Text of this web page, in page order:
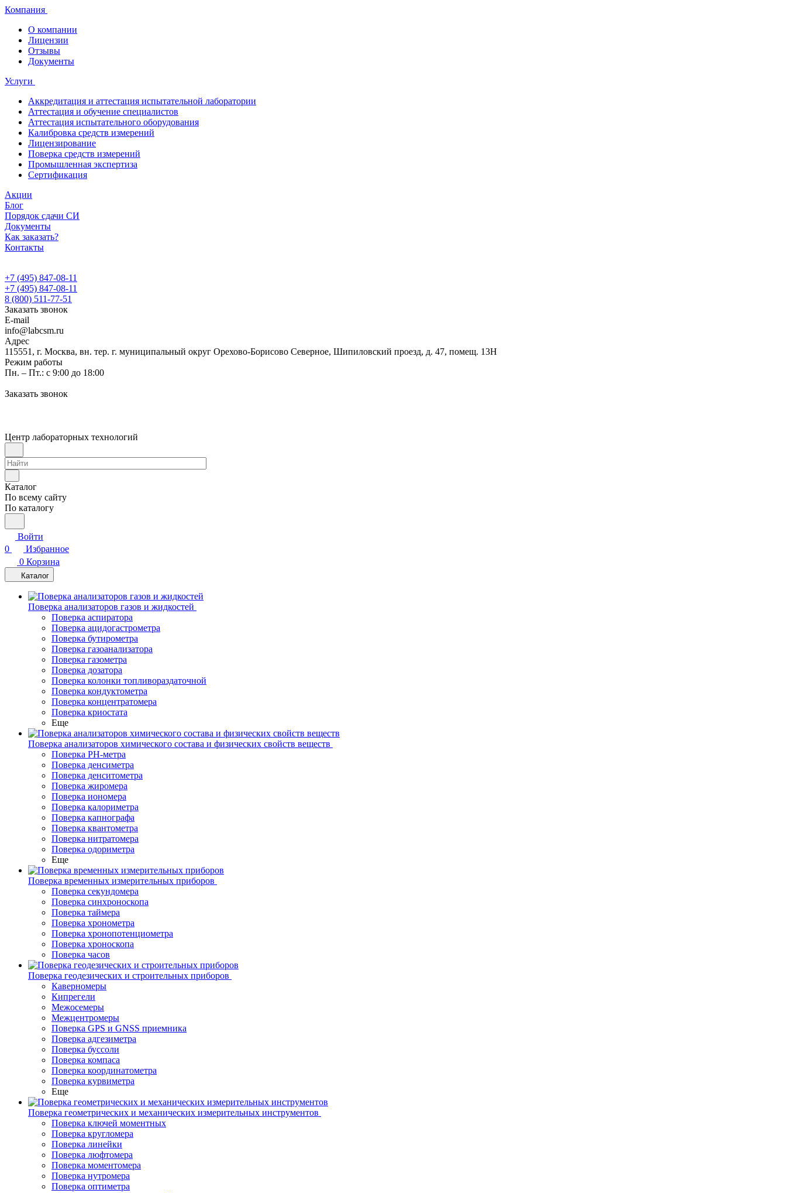
Компания
О компании
Лицензии
Отзывы
Документы
Услуги
Аккредитация и аттестация испытательной лаборатории
Аттестация и обучение специалистов
Аттестация испытательного оборудования
Калибровка средств измерений
Лицензирование
Поверка средств измерений
Промышленная экспертиза
Сертификация
Акции
Блог
Порядок сдачи СИ
Документы
Как заказать?
Контакты
+7 (495) 847-08-11
+7 (495) 847-08-11
8 (800) 511-77-51
Заказать звонок
E-mail
info@labcsm.ru
Адрес
115551, г. Москва, вн. тер. г. муниципальный округ Орехово-Борисово Северное, Шипиловский проезд, д. 47, помещ. 13Н
Режим работы
Пн. – Пт.: с 9:00 до 18:00
Заказать звонок
Центр лабораторных технологий
Каталог
По всему сайту
По каталогу
Войти
0
Избранное
0 Корзина
Каталог
Поверка анализаторов газов и жидкостей
Поверка аспиратора
Поверка ацидогастрометра
Поверка бутирометра
Поверка газоанализатора
Поверка газометра
Поверка дозатора
Поверка колонки топливораздаточной
Поверка кондуктометра
Поверка концентратомера
Поверка криостата
Еще
Поверка анализаторов химического состава и физических свойств веществ
Поверка PH-метра
Поверка денсиметра
Поверка денситометра
Поверка жиромера
Поверка иономера
Поверка калориметра
Поверка капнографа
Поверка квантометра
Поверка нитратомера
Поверка одориметра
Еще
Поверка временных измерительных приборов
Поверка секундомера
Поверка синхроноскопа
Поверка таймера
Поверка хронометра
Поверка хронопотенциометра
Поверка хроноскопа
Поверка часов
Поверка геодезических и строительных приборов
Каверномеры
Кипрегели
Межосемеры
Межцентромеры
Поверка GPS и GNSS приемника
Поверка адгезиметра
Поверка буссоли
Поверка компаса
Поверка координатометра
Поверка курвиметра
Еще
Поверка геометрических и механических измерительных инструментов
Поверка ключей моментных
Поверка кругломера
Поверка линейки
Поверка люфтомера
Поверка моментомера
Поверка нутромера
Поверка оптиметра